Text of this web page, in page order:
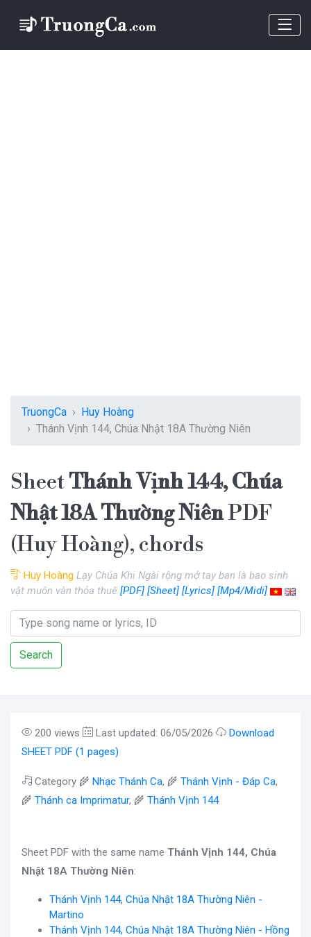
TruongCa
Huy Hoàng
Thánh Vịnh 144, Chúa Nhật 18A Thường Niên
SheetThánh Vịnh 144, Chúa
Nhật 18A Thường NiênPDF
(Huy Hoàng), chords
Huy Hoàng Lạy Chúa Khi Ngài rộng mở tay ban là bao sinh
vật muôn vàn thỏa thuê [PDF] [Sheet] [Lyrics] [Mp4/Midi]
Search
200 views Last updated: 06/05/2026
Download
SHEET PDF (1 pages)
Category 🌾 Nhạc Thánh Ca, 🌾 Thánh Vịnh - Đáp Ca,
🌾 Thánh ca Imprimatur, 🌾 Thánh Vịnh 144
Sheet PDF with the same name Thánh Vịnh 144, Chúa
Nhật 18A Thường Niên:
Thánh Vịnh 144, Chúa Nhật 18A Thường Niên -
Martino
Thánh Vịnh 144, Chúa Nhật 18A Thường Niên - Hồng